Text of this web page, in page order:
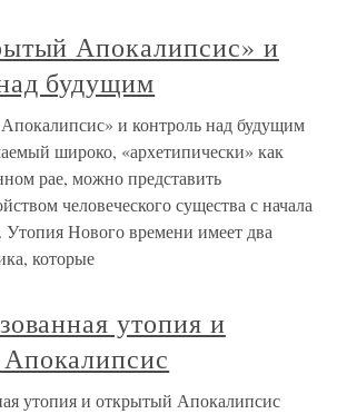
Апокалипсис» и
будущим
и контроль над будущим
широко, «архетипически» как
рае, можно представить
человеческого существа с начала
Утопия Нового времени имеет два
которые
утопия и
утопия и открытый Апокалипсис